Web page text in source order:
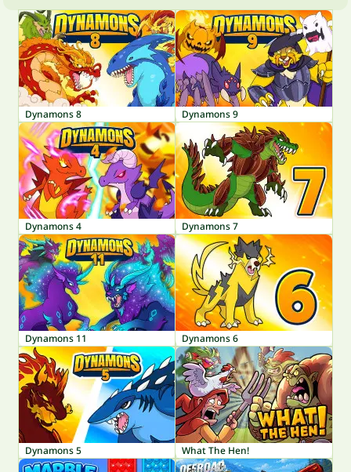
Dynamons 8 Dynamons 9
Dynamons 4 Dynamons 7
Dynamons 11 Dynamons 6
Dynamons 5 What The Hen!